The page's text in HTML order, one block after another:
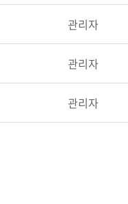
관리자
관리자
관리자